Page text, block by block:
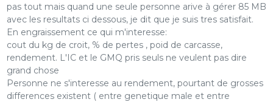
pas tout mais quand une seule personne arive à gérer 85 MB
avec les resultats ci dessous, je dit que je suis tres satisfait.
En engraissement ce qui m'interesse:
cout du kg de croit, % de pertes , poid de carcasse,
rendement. L'IC et le GMQ pris seuls ne veulent pas dire
grand chose
Personne ne s'interesse au rendement, pourtant de grosses
differences existent ( entre genetique male et entre